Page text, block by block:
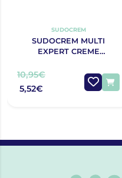
SUDOCREM
SUDOCREM MULTI
EXPERT CREME
10,95€
5,52€